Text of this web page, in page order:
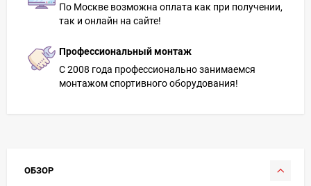
По Москве возможна оплата как при получении,
так и онлайн на сайте!
Профессиональный монтаж
С 2008 года профессионально занимаемся
монтажом спортивного оборудования!
ОБЗОР